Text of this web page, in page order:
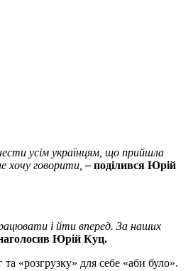
усім українцям, що прийшла
хочу говорити,– поділився Юрій
і йти вперед. За наших
Юрій Куц.
«розгрузку» для себе «аби було».